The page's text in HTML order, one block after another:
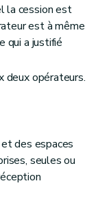
la cession est
est à même
qui a justifié
deux opérateurs.
des espaces
seules ou